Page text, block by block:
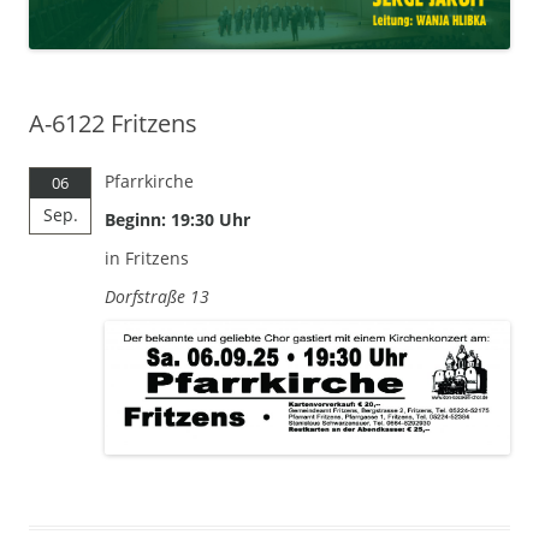
A-6122 Fritzens
06
Sep.
Pfarrkirche
Beginn: 19:30 Uhr
in Fritzens
Dorfstraße 13